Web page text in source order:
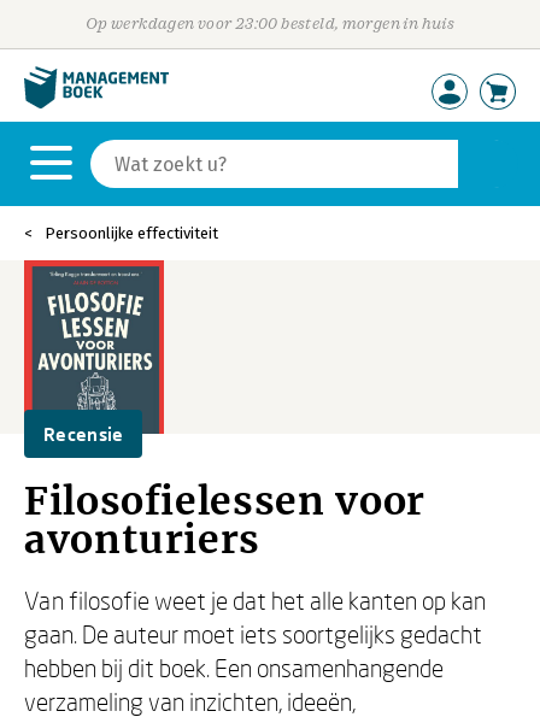
Op werkdagen voor 23:00 besteld, morgen in huis
Persoonlijke effectiviteit
Recensie
Filosofielessen voor
avonturiers
Van filosofie weet je dat het alle kanten op kan
gaan. De auteur moet iets soortgelijks gedacht
hebben bij dit boek. Een onsamenhangende
verzameling van inzichten, ideeën,